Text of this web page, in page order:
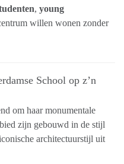
, young
willen wonen zonder
School op z’n
om haar monumentale
zijn gebouwd in de stijl
architectuurstijl uit